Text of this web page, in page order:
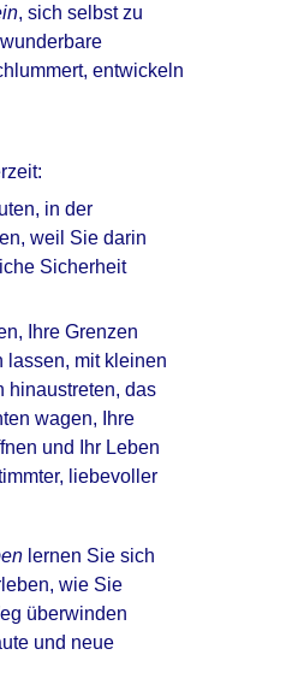
, sich selbst zu
entwickeln
in der
weil Sie darin
Sicherheit
Ihre Grenzen
lassen, mit kleinen
hinaustreten, das
wagen, Ihre
und Ihr Leben
liebevoller
lernen Sie sich
wie Sie
überwinden
und neue